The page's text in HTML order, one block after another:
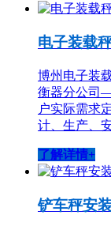
电子装载
博州电子装
衡器分公司
户实际需求
计、生产、
了解详情+
铲车秤安